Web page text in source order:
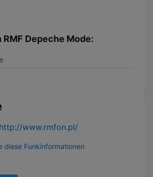
Depeche Mode:
http://www.rmfon.pl/
diese Funkinformationen